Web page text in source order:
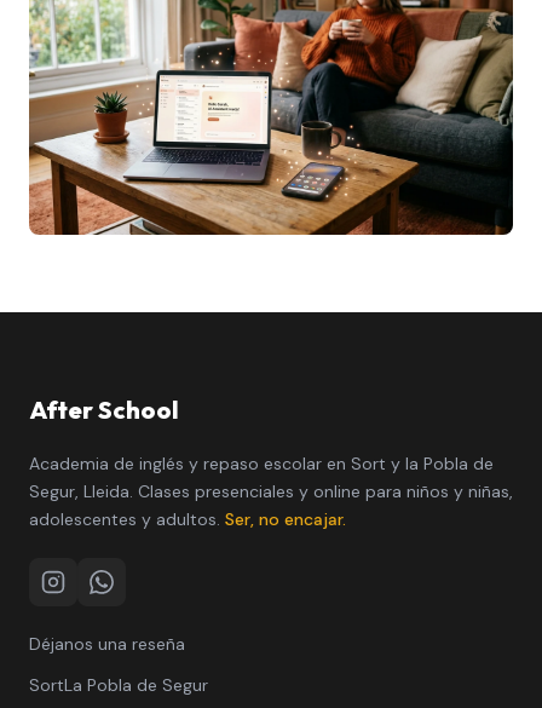
After School
Academia de inglés y repaso escolar en Sort y la Pobla de
Segur, Lleida. Clases presenciales y online para niños y niñas,
adolescentes y adultos. Ser, no encajar.
InstagramWhatsApp
Déjanos una reseña
SortLa Pobla de Segur